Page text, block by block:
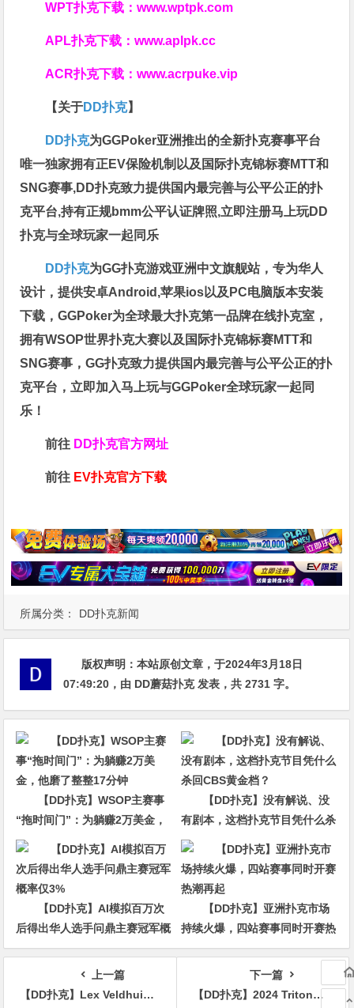
所属分类： DD扑克新闻
WPT扑克下载：www.wptpk.com
APL扑克下载：www.aplpk.cc
ACR扑克下载：www.acrpuke.vip
【关于DD扑克】
DD扑克为GGPoker亚洲推出的全新扑克赛事平台
唯一独家拥有正EV保险机制以及国际扑克锦标赛MTT和
SNG赛事,DD扑克致力提供国内最完善与公平公正的扑
克平台,持有正规bmm公平认证牌照,立即注册马上玩DD
扑克与全球玩家一起同乐
DD扑克为GG扑克游戏亚洲中文旗舰站，专为华人
设计，提供安卓Android,苹果ios以及PC电脑版本安装
下载，GGPoker为全球最大扑克第一品牌在线扑克室，
拥有WSOP世界扑克大赛以及国际扑克锦标赛MTT和
SNG赛事，GG扑克致力提供国内最完善与公平公正的扑
克平台，立即加入马上玩与GGPoker全球玩家一起同
乐！
前往 DD扑克官方网址
前往 EV扑克官方下载
版权声明：本站原创文章，于2024年3月18日
07:49:20 ，由 DD蘑菇扑克发表，共 2731 字。
【DD扑克】WSOP主赛事
“拖时间门”：为躺赚2万美金，
他磨了整整17分钟
【DD扑克】没有解说、没
有剧本，这档扑克节目凭什么杀
回CBS黄金档？
【DD扑克】AI模拟百万次
后得出华人选手问鼎主赛冠军概
率仅3%
【DD扑克】亚洲扑克市场
持续火爆，四站赛事同时开赛热
潮再起
上一篇
【DD扑克】Lex Veldhuis：常规桌游戏与锦标赛的区别
下一篇
【DD扑克】2024 Triton济州：周全夺取25k PLO赛冠军 Elton Tsang闯入100K主赛FT